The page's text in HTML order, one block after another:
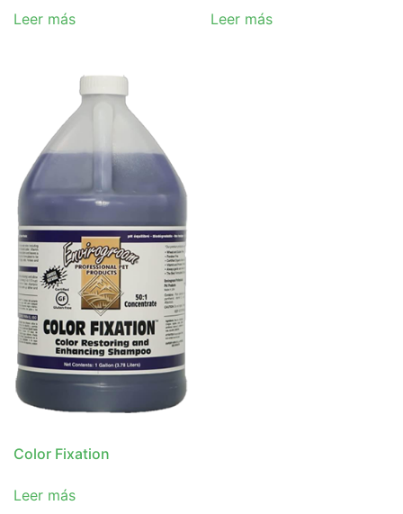
Leer más Leer más
Color Fixation
Leer más